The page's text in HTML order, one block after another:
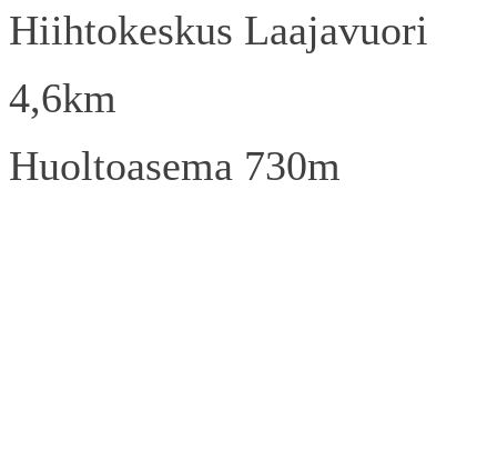
Hiihtokeskus Laajavuori
4,6km
Huoltoasema 730m